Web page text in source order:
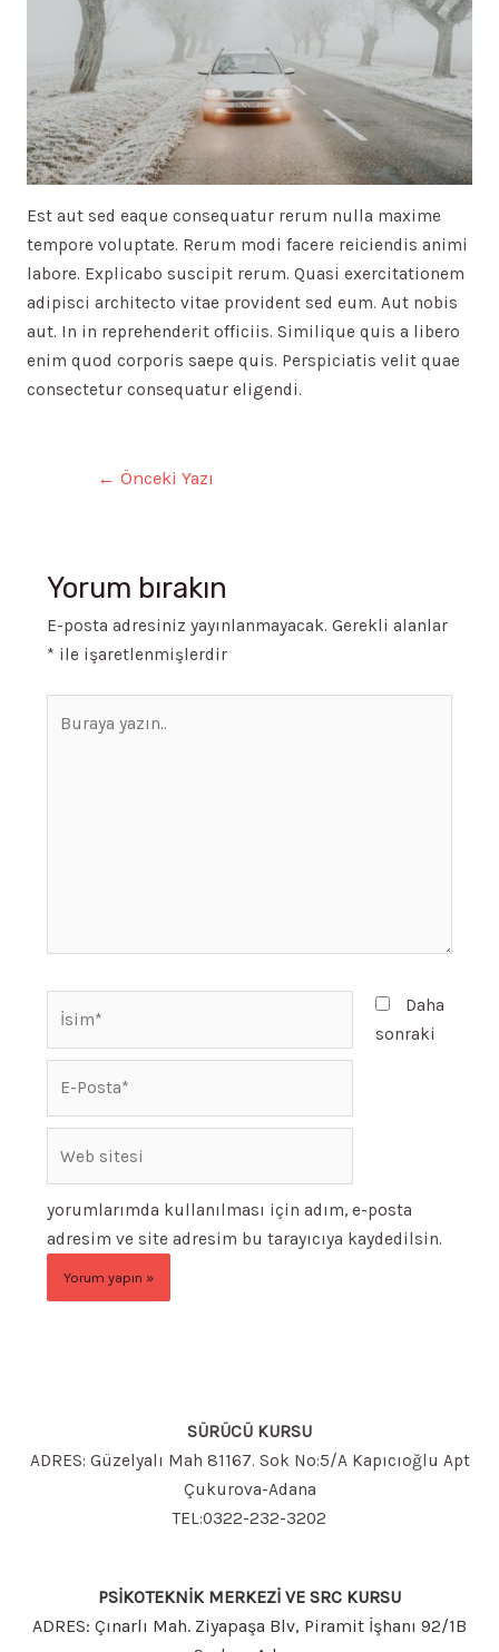
Est aut sed eaque consequatur rerum nulla maxime
tempore voluptate. Rerum modi facere reiciendis animi
labore. Explicabo suscipit rerum. Quasi exercitationem
adipisci architecto vitae provident sed eum. Aut nobis
aut. In in reprehenderit officiis. Similique quis a libero
enim quod corporis saepe quis. Perspiciatis velit quae
consectetur consequatur eligendi.
← Önceki Yazı
Yorum bırakın
E-posta adresiniz yayınlanmayacak. Gerekli alanlar
* ile işaretlenmişlerdir
Daha
sonraki
yorumlarımda kullanılması için adım, e-posta
adresim ve site adresim bu tarayıcıya kaydedilsin.
SÜRÜCÜ KURSU
ADRES: Güzelyalı Mah 81167. Sok No:5/A Kapıcıoğlu Apt
Çukurova-Adana
TEL:0322-232-3202
PSİKOTEKNİK MERKEZİ VE SRC KURSU
ADRES: Çınarlı Mah. Ziyapaşa Blv, Piramit İşhanı 92/1B